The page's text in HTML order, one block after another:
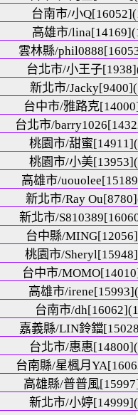
台南市/小
高雄市/
雲林縣/
台北市/小王子
新北市/
台中市/雅路克
台北市/
桃園市/甜蜜
桃園市/小美
高雄市/
新北市/Ray
新北市/
台中縣/
桃園市/
台中市/
高雄市/
台南市/
嘉義縣/LIN鈴鐺
台北市/惠惠
台南縣/星楓月
高雄縣/普普風
新北市/小婷